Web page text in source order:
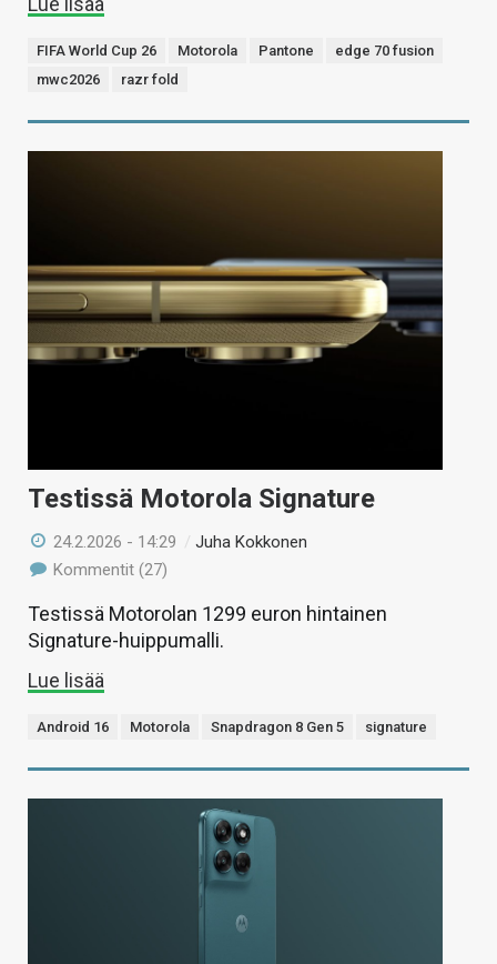
FIFA World Cup 26 Motorola Pantone
edge 70 fusion
mwc2026
razr fold
Testissä Motorola Signature
24.2.2026 - 14:29 /Juha Kokkonen
Kommentit (27)
Testissä Motorolan 1299 euron hintainen
Signature-huippumalli.
Lue lisää
Android 16 Motorola Snapdragon 8 Gen 5 signature